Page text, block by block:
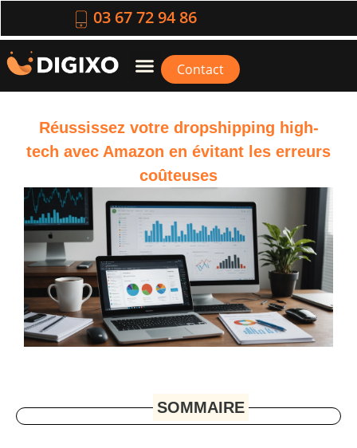
03 67 72 94 86
Contact
Réussissez votre dropshipping high-
tech avec Amazon en évitant les erreurs
coûteuses
SOMMAIRE